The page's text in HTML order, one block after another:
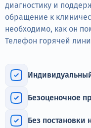
Цены
Терапия
+7 (905) 483-87-88
диагностику и
обращение к
необходимо, как он
Телефон горячей
Безоценочное
Без постановки